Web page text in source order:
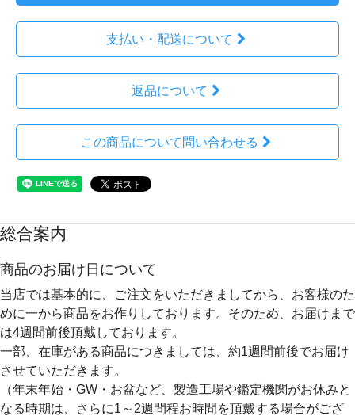
支払い・配送について
返品について
この商品について問い合わせる
総合案内
商品のお届け日について
当店では基本的に、ご注文をいただきましてから、お客様のた
めに一から商品をお作りしております。そのため、 お届けまで
は4週間前後頂戴しております。
一部、在庫がある商品につきましては、約1週間前後でお届け
させていただきます。
（年末年始・GW・お盆など、製造工場や鑑定機関がお休みと
なる時期は、さらに1～2週間程お時間を頂戴する場合がござ